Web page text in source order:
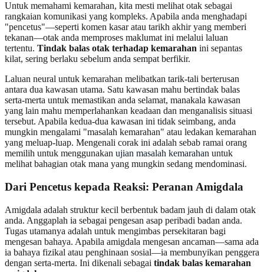
Untuk memahami kemarahan, kita mesti melihat otak sebagai
rangkaian komunikasi yang kompleks. Apabila anda menghadapi
"pencetus"—seperti komen kasar atau tarikh akhir yang memberi
tekanan—otak anda memproses maklumat ini melalui laluan
tertentu. Tindak balas otak terhadap kemarahan ini sepantas
kilat, sering berlaku sebelum anda sempat berfikir.
Laluan neural untuk kemarahan melibatkan tarik-tali berterusan
antara dua kawasan utama. Satu kawasan mahu bertindak balas
serta-merta untuk memastikan anda selamat, manakala kawasan
yang lain mahu memperlahankan keadaan dan menganalisis situasi
tersebut. Apabila kedua-dua kawasan ini tidak seimbang, anda
mungkin mengalami "masalah kemarahan" atau ledakan kemarahan
yang meluap-luap. Mengenali corak ini adalah sebab ramai orang
memilih untuk menggunakan ujian masalah kemarahan untuk
melihat bahagian otak mana yang mungkin sedang mendominasi.
Dari Pencetus kepada Reaksi: Peranan Amigdala
Amigdala adalah struktur kecil berbentuk badam jauh di dalam otak
anda. Anggaplah ia sebagai pengesan asap peribadi badan anda.
Tugas utamanya adalah untuk mengimbas persekitaran bagi
mengesan bahaya. Apabila amigdala mengesan ancaman—sama ada
ia bahaya fizikal atau penghinaan sosial—ia membunyikan penggera
dengan serta-merta. Ini dikenali sebagai tindak balas kemarahan